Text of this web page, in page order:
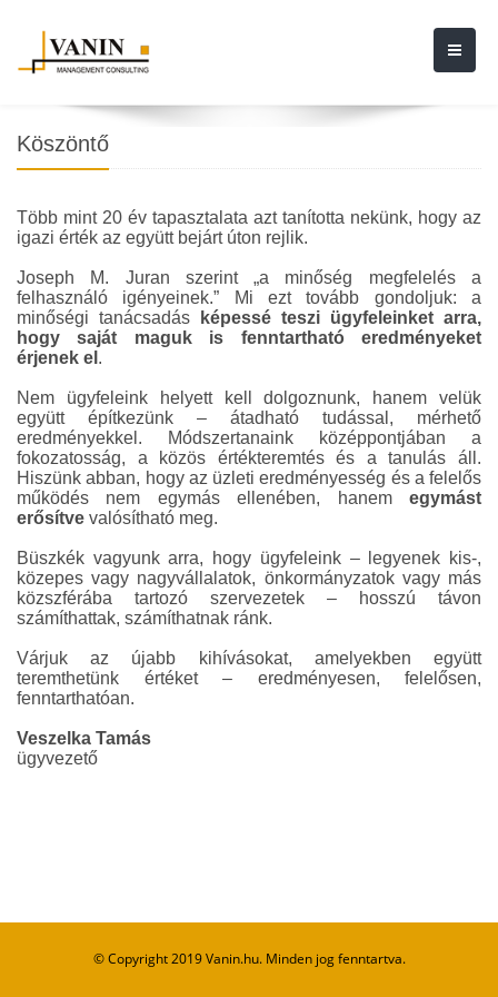
Köszöntő
Több mint 20 év tapasztalata azt tanította nekünk, hogy az
igazi érték az együtt bejárt úton rejlik.
Joseph M. Juran szerint „a minőség megfelelés a
felhasználó igényeinek.” Mi ezt tovább gondoljuk: a
minőségi tanácsadás
képessé teszi ügyfeleinket arra,
hogy saját maguk is fenntartható eredményeket
érjenek el .
Nem ügyfeleink helyett kell dolgoznunk, hanem velük
együtt építkezünk – átadható tudással, mérhető
eredményekkel. Módszertanaink középpontjában a
fokozatosság, a közös értékteremtés és a tanulás áll.
Hiszünk abban, hogy az üzleti eredményesség és a felelős
működés nem egymás ellenében, hanem egymást
erősítve valósítható meg.
Büszkék vagyunk arra, hogy ügyfeleink – legyenek kis-,
közepes vagy nagyvállalatok, önkormányzatok vagy más
közszférába tartozó szervezetek – hosszú távon
számíthattak, számíthatnak ránk.
Várjuk az újabb kihívásokat, amelyekben együtt
teremthetünk értéket – eredményesen, felelősen,
fenntarthatóan.
Veszelka Tamás
ügyvezető
© Copyright 2019 Vanin.hu. Minden jog fenntartva.